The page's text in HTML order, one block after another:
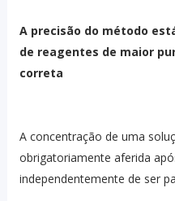
A precisão do método
de reagentes de maior
correta
A concentração de uma
obrigatoriamente aferida
independentemente de ser